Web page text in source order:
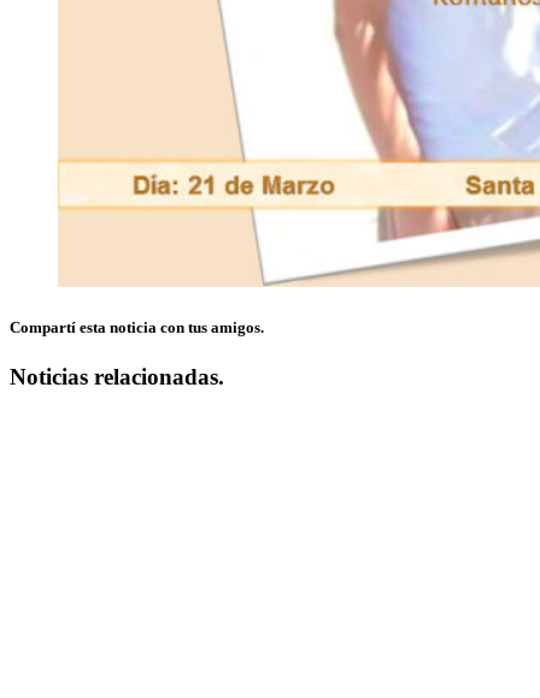
Compartí esta noticia con tus amigos.
Noticias relacionadas.